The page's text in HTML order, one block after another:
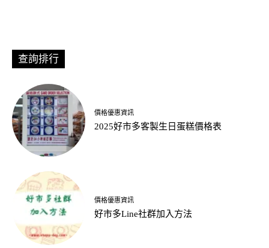
查詢排行
價格優惠資訊
2025好市多客製生日蛋糕價格表
價格優惠資訊
好市多Line社群加入方法